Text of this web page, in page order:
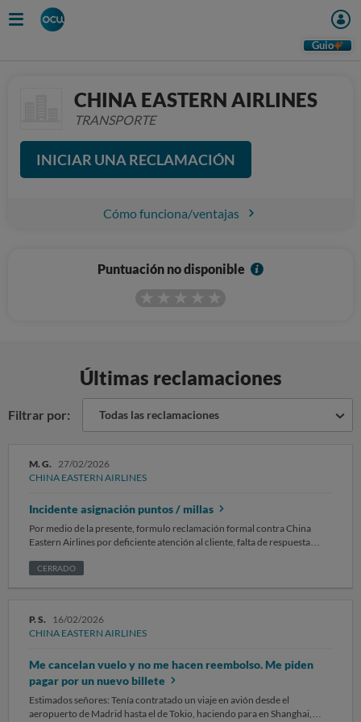
Guio
CHINA EASTERN AIRLINES
TRANSPORTE
INICIAR UNA RECLAMACIÓN
Cómo funciona/ventajas
Puntuación no disponible
I
Últimas reclamaciones
Filtrar por: Todas las reclamaciones
M. G. 27/02/2026
CHINA EASTERN AIRLINES
Incidente asignación puntos / millas
Por medio de la presente, formulo reclamación formal contra China
Eastern Airlines por deficiente atención al cliente, falta de respuesta
imprescindible, lo que me ha generado un perjuicio directo y objetivo. 1.
la documentación necesaria. Mi programa de fidelización es Air Europa
Suma, aerolínea que pertenece a la misma alianza (SkyTeam) que China
incorrectamente al programa de fidelización de China Eastern, sin que
yo hubiera solicitado dicha vinculación ni facilitado número de tarjeta de
Europa Air Europa me ha indicado que, para poder asignar
CERRADO
P. S. 16/02/2026
CHINA EASTERN AIRLINES
Me cancelan vuelo y no me hacen reembolso. Me piden
pagar por un nuevo billete
Estimados señores: Tenía contratado un viaje en avión desde el
aeropuerto de Madrid hasta el de Tokio, haciendo para en Shanghai,